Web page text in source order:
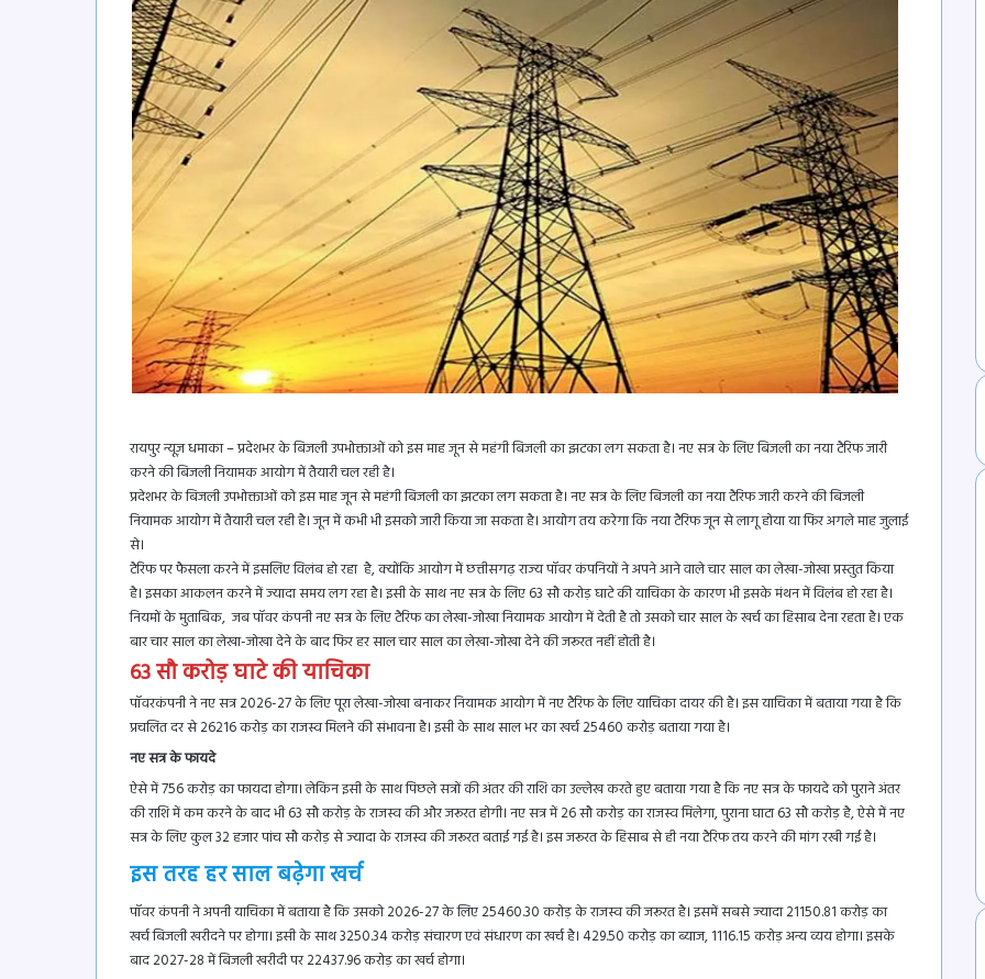
रायपुर न्यूज़ धमाका – प्रदेशभर के बिजली उपभोक्ताओं को इस माह जून से महंगी बिजली का झटका लग सकता है। नए सत्र के लिए बिजली का नया टैरिफ जारी
करने की बिजली नियामक आयोग में तैयारी चल रही है।
प्रदेशभर के बिजली उपभोक्ताओं को इस माह जून से महंगी बिजली का झटका लग सकता है। नए सत्र के लिए बिजली का नया टैरिफ जारी करने की बिजली
नियामक आयोग में तैयारी चल रही है। जून में कभी भी इसको जारी किया जा सकता है। आयोग तय करेगा कि नया टैरिफ जून से लागू होया या फिर अगले माह जुलाई
से।
टैरिफ पर फैसला करने में इसलिए विलंब हो रहा है, क्योंकि आयोग में छत्तीसगढ़ राज्य पॉवर कंपनियों ने अपने आने वाले चार साल का लेखा-जोखा प्रस्तुत किया
है। इसका आकलन करने में ज्यादा समय लग रहा है। इसी के साथ नए सत्र के लिए 63 सौ करोड़ घाटे की याचिका के कारण भी इसके मंथन में विलंब हो रहा है।
नियमों के मुताबिक, जब पॉवर कंपनी नए सत्र के लिए टैरिफ का लेखा-जोखा नियामक आयोग में देती है तो उसको चार साल के खर्च का हिसाब देना रहता है। एक
बार चार साल का लेखा-जोखा देने के बाद फिर हर साल चार साल का लेखा-जोखा देने की जरूरत नहीं होती है।
63 सौ करोड़ घाटे की याचिका
पॉवरकंपनी ने नए सत्र 2026-27 के लिए पूरा लेखा-जोखा बनाकर नियामक आयोग में नए टैरिफ के लिए याचिका दायर की है। इस याचिका में बताया गया है कि
प्रचलित दर से 26216 करोड़ का राजस्व मिलने की संभावना है। इसी के साथ साल भर का खर्च 25460 करोड़ बताया गया है।
नए सत्र के फायदे
ऐसे में 756 करोड़ का फायदा होगा। लेकिन इसी के साथ पिछले सत्रों की अंतर की राशि का उल्लेख करते हुए बताया गया है कि नए सत्र के फायदे को पुराने अंतर
की राशि में कम करने के बाद भी 63 सौ करोड़ के राजस्व की और जरूरत होगी। नए सत्र में 26 सौ करोड़ का राजस्व मिलेगा, पुराना घाटा 63 सौ करोड़ है, ऐसे में नए
सत्र के लिए कुल 32 हजार पांच सौ करोड़ से ज्यादा के राजस्व की जरूरत बताई गई है। इस जरूरत के हिसाब से ही नया टैरिफ तय करने की मांग रखी गई है।
इस तरह हर साल बढ़ेगा खर्च
पॉवर कंपनी ने अपनी याचिका में बताया है कि उसको 2026-27 के लिए 25460.30 करोड़ के राजस्व की जरूरत है। इसमें सबसे ज्यादा 21150.81 करोड़ का
खर्च बिजली खरीदने पर होगा। इसी के साथ 3250.34 करोड़ संचारण एवं संधारण का खर्च है। 429.50 करोड़ का ब्याज, 1116.15 करोड़ अन्य व्यय होगा। इसके
बाद 2027-28 में बिजली खरीदी पर 22437.96 करोड़ का खर्च होगा।